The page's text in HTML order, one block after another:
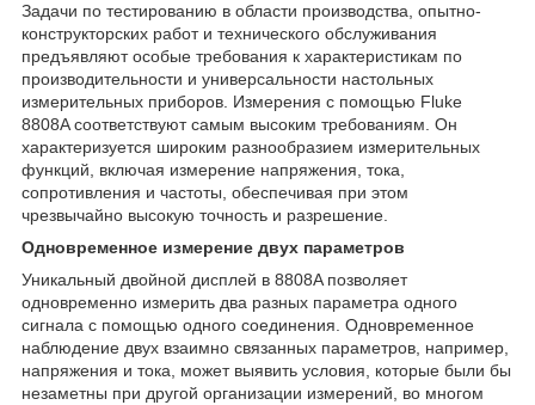
Задачи по тестированию в области производства, опытно-
конструкторских работ и технического обслуживания
предъявляют особые требования к характеристикам по
производительности и универсальности настольных
измерительных приборов. Измерения с помощью Fluke
8808A соответствуют самым высоким требованиям. Он
характеризуется широким разнообразием измерительных
функций, включая измерение напряжения, тока,
сопротивления и частоты, обеспечивая при этом
чрезвычайно высокую точность и разрешение.
Одновременное измерение двух параметров
Уникальный двойной дисплей в 8808A позволяет
одновременно измерить два разных параметра одного
сигнала с помощью одного соединения. Одновременное
наблюдение двух взаимно связанных параметров, например,
напряжения и тока, может выявить условия, которые были бы
незаметны при другой организации измерений, во многом